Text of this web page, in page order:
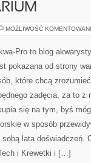
MOŻLIWOŚĆ
Pro to blog
pokazana od strony
które chcą
zadęcia, za to z
się na tym, byś
w sposób
lata doświadczeń.
i Krewetki i […]